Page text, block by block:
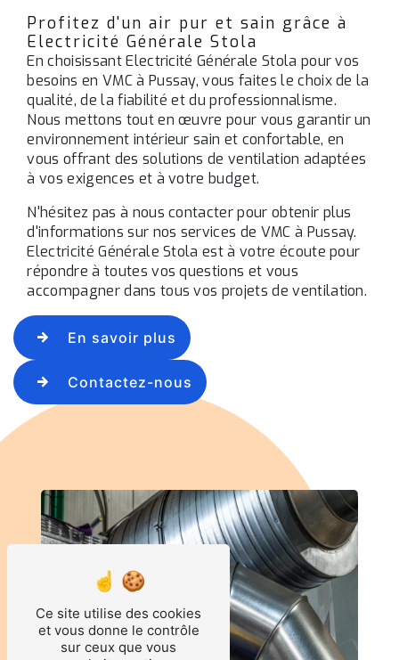
Profitez d'un air pur et sain grâce à
Electricité Générale Stola
En choisissant Electricité Générale Stola pour vos
besoins en VMC à Pussay, vous faites le choix de la
qualité, de la fiabilité et du professionnalisme.
Nous mettons tout en œuvre pour vous garantir un
environnement intérieur sain et confortable, en
vous offrant des solutions de ventilation adaptées
à vos exigences et à votre budget.
N'hésitez pas à nous contacter pour obtenir plus
d'informations sur nos services de VMC à Pussay.
Electricité Générale Stola est à votre écoute pour
répondre à toutes vos questions et vous
accompagner dans tous vos projets de ventilation.
En savoir plus
Contactez-nous
Ce site utilise des cookies
et vous donne le contrôle
sur ceux que vous